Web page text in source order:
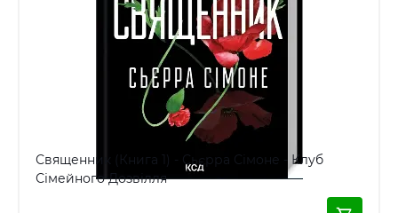
Священник (Книга 1) - Сьєрра Сімоне - Клуб
Сімейного Дозвілля